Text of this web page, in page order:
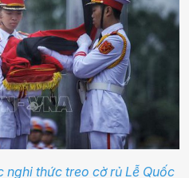
thức treo cờ rủ Lễ Quốc